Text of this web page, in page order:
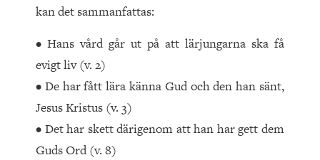
kan det sammanfattas:
• Hans vård går ut på att lärjungarna ska få
evigt liv (v. 2)
• De har fått lära känna Gud och den han sänt,
Jesus Kristus (v. 3)
• Det har skett därigenom att han har gett dem
Guds Ord (v. 8)